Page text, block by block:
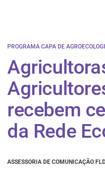
PROGRAMA CAPA DE
recebem
da Rede
ASSESSORIA DE COMUNICAÇÃO